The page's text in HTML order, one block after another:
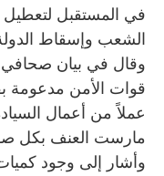
في المستقبل لتعطيل
الشعب وإسقاط
وقال في بيان
قوات الأمن مدعومة
عملاً من أعمال
مارست العنف بكل
وأشار إلى وجود